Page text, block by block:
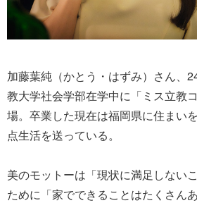
加藤葉純（かとう・はずみ）さん、
教大学社会学部在学中に「ミス立教
場。卒業した現在は福岡県に住まい
点生活を送っている。
美のモットーは「現状に満足しない
ために「家でできることはたくさん